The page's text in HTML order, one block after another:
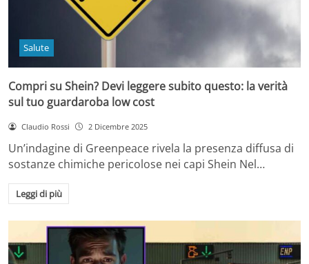
Salute
Compri su Shein? Devi leggere subito questo: la verità
sul tuo guardaroba low cost
Claudio Rossi 2 Dicembre 2025
Un’indagine di Greenpeace rivela la presenza diffusa di
sostanze chimiche pericolose nei capi Shein Nel…
Leggi di più